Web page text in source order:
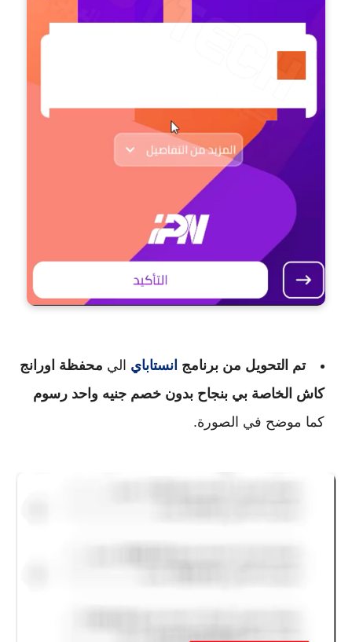
تم التحويل من برنامج انستاباي الي محفظة اورانج
كاش الخاصة بي بنجاح بدون خصم جنيه واحد رسوم
كما موضح في الصورة.